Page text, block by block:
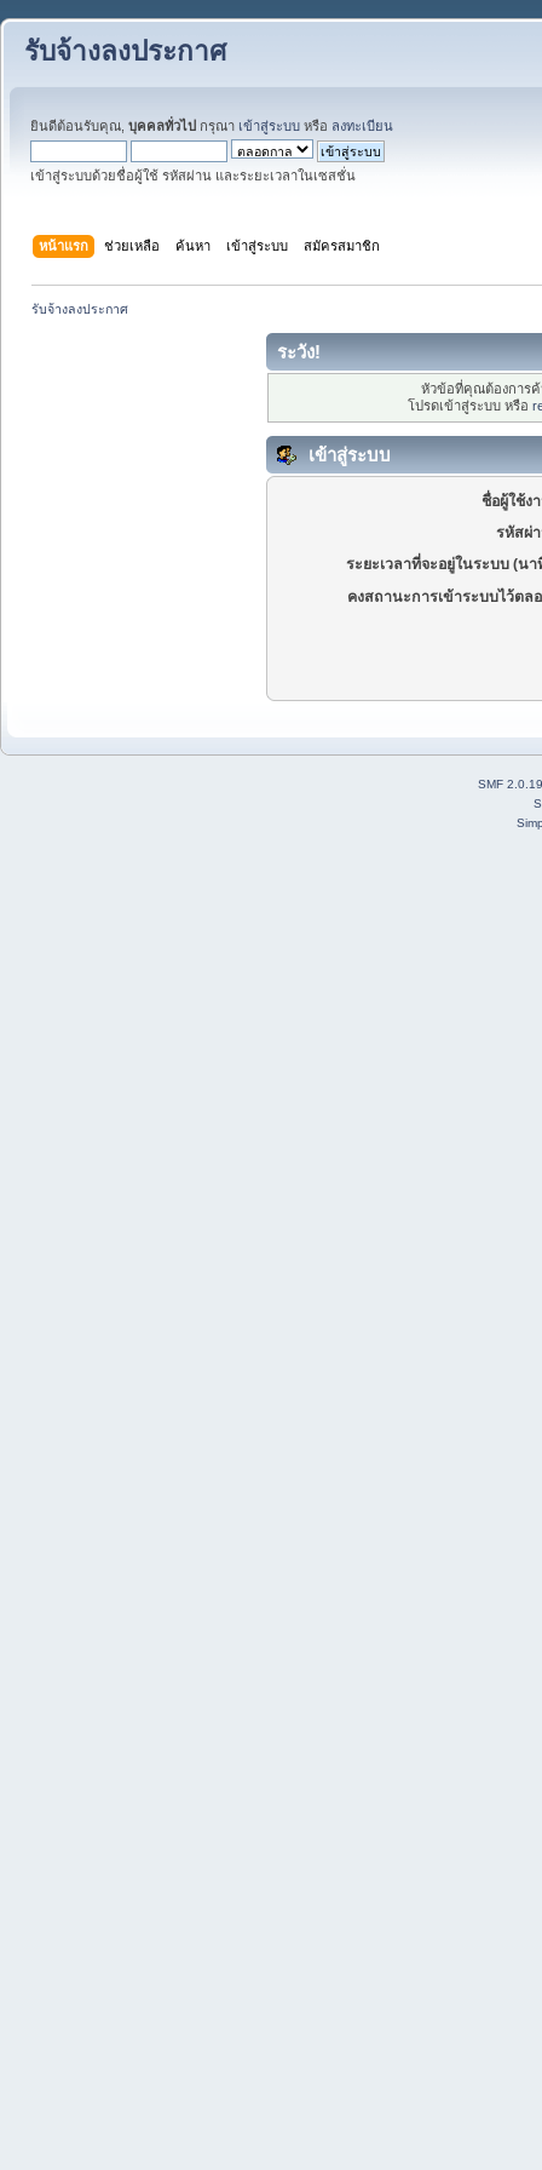
รับจ้างลงประกาศ
ยินดีต้อนรับคุณ, บุคคลทั่วไป กรุณา เข้าสู่ระบบ หรือ ลงทะเบียน
เข้าสู่ระบบด้วยชื่อผู้ใช้ รหัสผ่าน และระยะเวลาในเซสชั่น
หน้าแรก ช่วยเหลือ ค้นหา เข้าสู่ระบบ สมัครสมาชิก
รับจ้างลงประกาศ
ระวัง!
หัวข้อที่คุณต้องการ
โปรดเข้าสู่ระบบ หรือ
เข้าสู่ระบบ
ชื่อผู้ใช้ง
รหัสผ่
ระยะเวลาที่จะอยู่ในระบบ (นา
คงสถานะการเข้าระบบไว้ตล
SMF 2.0.19